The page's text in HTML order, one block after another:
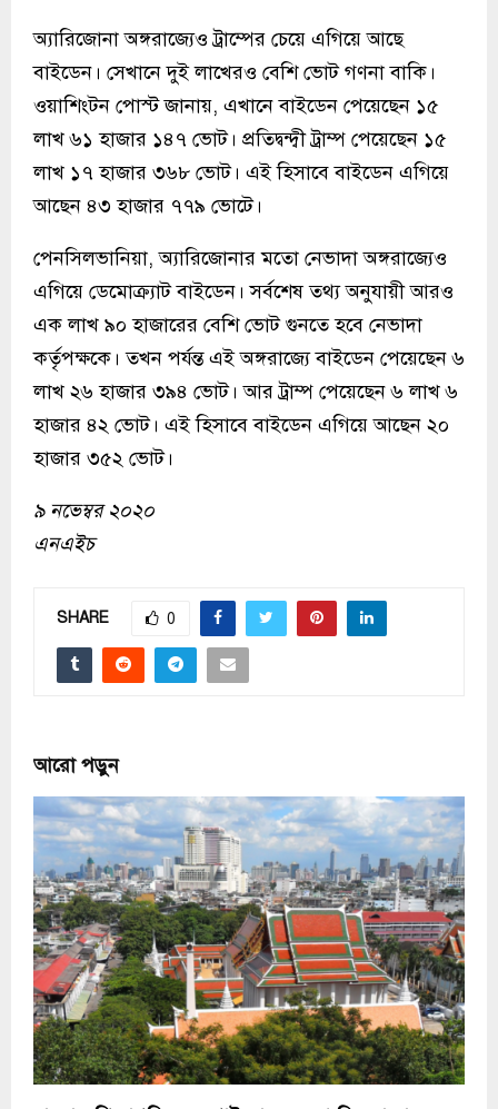
অ্যারিজোনা অঙ্গরাজ্যেও ট্রাম্পের চেয়ে এগিয়ে আছে
বাইডেন। সেখানে দুই লাখেরও বেশি ভোট গণনা বাকি।
ওয়াশিংটন পোস্ট জানায়, এখানে বাইডেন পেয়েছেন ১৫
লাখ ৬১ হাজার ১৪৭ ভোট। প্রতিদ্বন্দ্বী ট্রাম্প পেয়েছেন ১৫
লাখ ১৭ হাজার ৩৬৮ ভোট। এই হিসাবে বাইডেন এগিয়ে
আছেন ৪৩ হাজার ৭৭৯ ভোটে।
পেনসিলভানিয়া, অ্যারিজোনার মতো নেভাদা অঙ্গরাজ্যেও
এগিয়ে ডেমোক্র্যাট বাইডেন। সর্বশেষ তথ্য অনুযায়ী আরও
এক লাখ ৯০ হাজারের বেশি ভোট গুনতে হবে নেভাদা
কর্তৃপক্ষকে। তখন পর্যন্ত এই অঙ্গরাজ্যে বাইডেন পেয়েছেন ৬
লাখ ২৬ হাজার ৩৯৪ ভোট। আর ট্রাম্প পেয়েছেন ৬ লাখ ৬
হাজার ৪২ ভোট। এই হিসাবে বাইডেন এগিয়ে আছেন ২০
হাজার ৩৫২ ভোট।
৯ নভেম্বর ২০২০
এনএইচ
SHARE 0
আরো পড়ুন